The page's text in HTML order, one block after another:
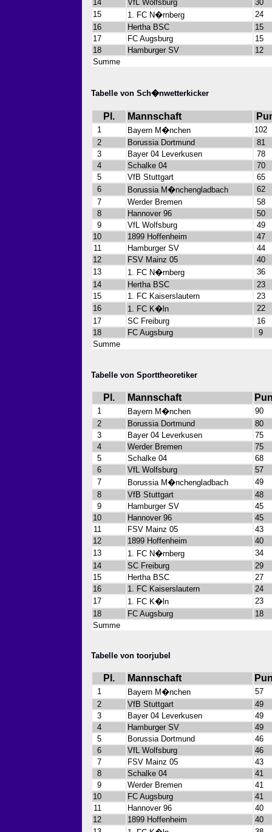
14
VfL Wolfsburg
30
15
1. FC N�rnberg
24
16
Hertha BSC
15
17
FC Augsburg
15
18
Hamburger SV
12
Summe
Tabelle von Sch�nwetterkicker
Pl. Mannschaft
1 Bayern M�nchen
102
2
Borussia Dortmund
81
3
Bayer 04 Leverkusen
78
4
Schalke 04
70
5
VfB Stuttgart
65
6
Borussia M�nchengladbach
62
7
Werder Bremen
58
8
Hannover 96
50
9
VfL Wolfsburg
49
10
1899 Hoffenheim
47
11
Hamburger SV
44
12
FSV Mainz 05
40
13
1. FC N�rnberg
36
14
Hertha BSC
23
15
1. FC Kaiserslautern
23
16
1. FC K�ln
22
17
SC Freiburg
16
18
FC Augsburg
9
Summe
Tabelle von Sporttheoretiker
Pl. Mannschaft
1 Bayern M�nchen
90
2
Borussia Dortmund
80
3
Bayer 04 Leverkusen
75
4
Werder Bremen
75
5
Schalke 04
68
6
VfL Wolfsburg
57
7
Borussia M�nchengladbach
49
8
VfB Stuttgart
48
9
Hamburger SV
45
10
Hannover 96
45
11
FSV Mainz 05
43
12
1899 Hoffenheim
40
13
1. FC N�rnberg
34
14
SC Freiburg
29
15
Hertha BSC
27
16
1. FC Kaiserslautern
24
17
1. FC K�ln
23
18
FC Augsburg
18
Summe
Tabelle von toorjubel
Pl. Mannschaft
1 Bayern M�nchen
57
2
VfB Stuttgart
49
3
Bayer 04 Leverkusen
49
4
Hamburger SV
49
5
Borussia Dortmund
46
6
VfL Wolfsburg
46
7
FSV Mainz 05
43
8
Schalke 04
41
9
Werder Bremen
41
10
FC Augsburg
41
11
Hannover 96
40
12
1899 Hoffenheim
40